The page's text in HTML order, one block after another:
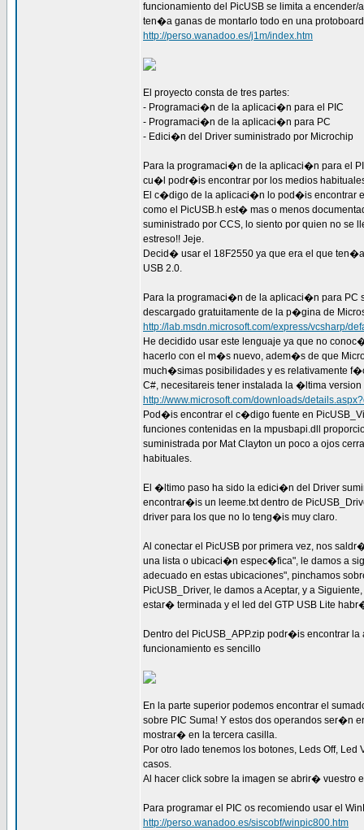
funcionamiento del PicUSB se limita a
ten�a ganas de montarlo todo en una
http://perso.wanadoo.es/j1m/index.htm
El proyecto consta de tres partes:
- Programaci�n de la aplicaci�n para el PIC
- Programaci�n de la aplicaci�n para PC
- Edici�n del Driver suministrado por Microchip
Para la programaci�n de la aplicaci�n para el
cu�l podr�is encontrar por los medios
El c�digo de la aplicaci�n lo pod�is encontrar
como el PicUSB.h est� mas o menos
suministrado por CCS, lo siento por quien no se
estreso!! Jeje.
Decid� usar el 18F2550 ya que era el que
USB 2.0.
Para la programaci�n de la aplicaci�n para PC
descargado gratuitamente de la p�gina de
http://lab.msdn.microsoft.com/express/vcsharp/
He decidido usar este lenguaje ya que no
hacerlo con el m�s nuevo, adem�s de que
much�simas posibilidades y es relativamente
C#, necesitareis tener instalada la �ltima
http://www.microsoft.com/downloads/
Pod�is encontrar el c�digo fuente en
funciones contenidas en la mpusbapi.dll
suministrada por Mat Clayton un poco a ojos
habituales.
El �ltimo paso ha sido la edici�n del Driver
encontrar�is un leeme.txt dentro de
driver para los que no lo teng�is muy claro.
Al conectar el PicUSB por primera vez, nos
una lista o ubicaci�n espec�fica", le damos a
adecuado en estas ubicaciones", pinchamos
PicUSB_Driver, le damos a Aceptar, y a
estar� terminada y el led del GTP USB Lite
Dentro del PicUSB_APP.zip podr�is encontrar
funcionamiento es sencillo
En la parte superior podemos encontrar el
sobre PIC Suma! Y estos dos operandos ser�n
mostrar� en la tercera casilla.
Por otro lado tenemos los botones, Leds Off,
casos.
Al hacer click sobre la imagen se abrir� vuestro
Para programar el PIC os recomiendo usar el
http://perso.wanadoo.es/siscobf/winpic800.htm